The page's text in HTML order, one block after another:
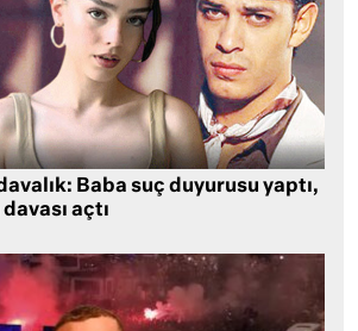
Baba suç duyurusu yaptı,
açtı